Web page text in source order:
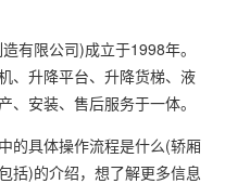
有限公司)成立于1998年。
、升降平台、 升降货梯、液
、安装、售后服务于一体。
的具体操作流程是什么(轿厢
括)的介绍，想了解更多信息